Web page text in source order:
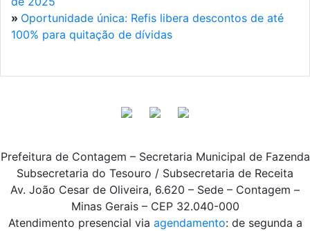
» Oportunidade única: Refis libera descontos de até
100% para quitação de dívidas
Prefeitura de Contagem – Secretaria Municipal de Fazenda
Subsecretaria do Tesouro / Subsecretaria de Receita
Av. João Cesar de Oliveira, 6.620 – Sede – Contagem –
Minas Gerais – CEP 32.040-000
Atendimento presencial via agendamento: de segunda a